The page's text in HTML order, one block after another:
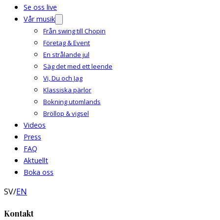
Se oss live
Vår musik
Från swing till Chopin
Företag & Event
En strålande jul
Säg det med ett leende
Vi, Du och Jag
Klassiska pärlor
Bokning utomlands
Bröllop & vigsel
Videos
Press
FAQ
Aktuellt
Boka oss
SV/EN
Kontakt